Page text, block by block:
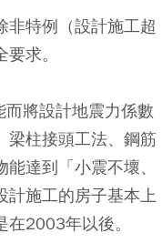
非特例（設計施工超
求。
將設計地震力係數
梁柱接頭工法、鋼筋
達到「小震不壞、
計施工的房子基本上
2003年以後。